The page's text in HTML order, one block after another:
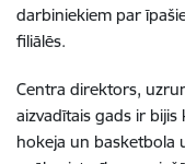
darbiniekiem par
filiālēs.
Centra direktors,
aizvadītais gads ir
hokeja un basketbola